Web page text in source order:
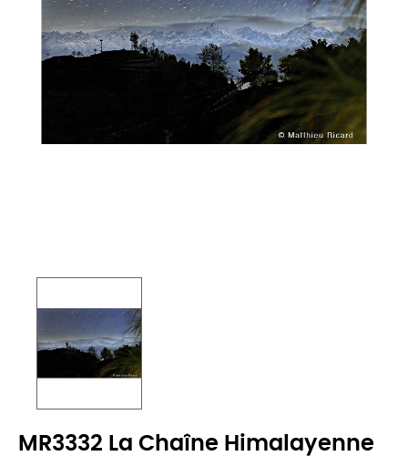
MR3332 La Chaîne Himalayenne